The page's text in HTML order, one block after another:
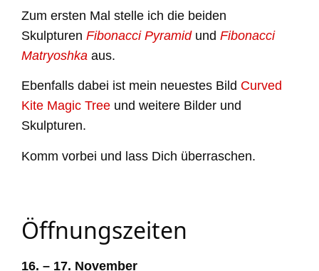
Zum ersten Mal stelle ich die beiden
Skulpturen Fibonacci Pyramid und Fibonacci
Matryoshka aus.
Ebenfalls dabei ist mein neuestes Bild Curved
Kite Magic Tree und weitere Bilder und
Skulpturen.
Komm vorbei und lass Dich überraschen.
Öffnungszeiten
16. – 17. November